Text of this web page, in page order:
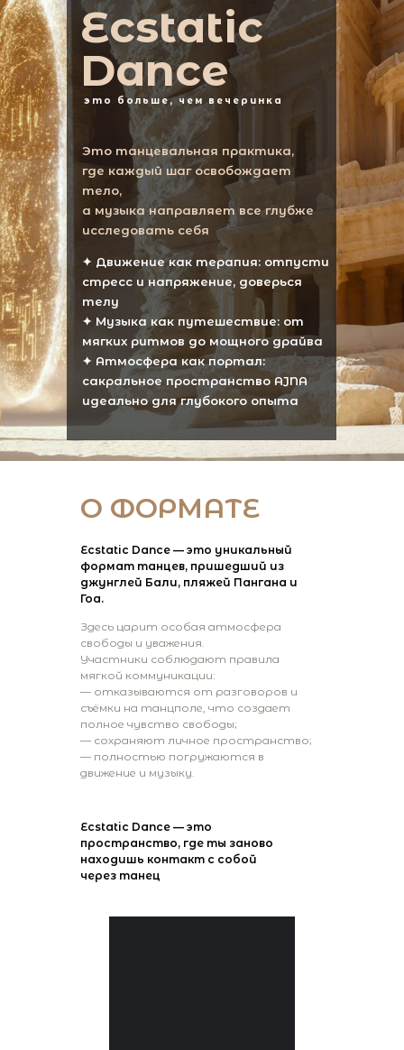
Ecstatic
Dance
это больше, чем вечеринка
✦ Движение как терапия: отпусти
стресс и напряжение, доверься
телу
✦ Музыка как путешествие: от
мягких ритмов до мощного драйва
✦ Атмосфера как портал:
сакральное пространство AJNA
идеально для глубокого опыта
Это танцевальная практика,
где каждый шаг освобождает
тело,
а музыка направляет все глубже
исследовать себя
Ecstatic Dance — это уникальный
формат танцев, пришедший из
джунглей Бали, пляжей Пангана и
Гоа.
Ecstatic Dance — это
пространство, где ты заново
находишь контакт с собой
через танец
Здесь царит особая атмосфера
свободы и уважения.
Участники соблюдают правила
мягкой коммуникации:
— отказываются от разговоров и
съёмки на танцполе, что создает
полное чувство свободы;
— сохраняют личное пространство;
— полностью погружаются в
движение и музыку.
О ФОРМАТЕ